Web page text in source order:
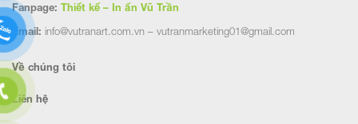
Fanpage: Thiết kế – In ấn Vũ Trần
Email: info@vutranart.com.vn – vutranmarketing01@gmail.com
Về chúng tôi
Liên hệ